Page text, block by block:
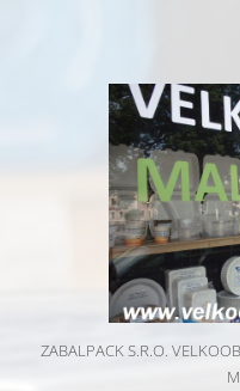
ZABALPACK S.R.O.